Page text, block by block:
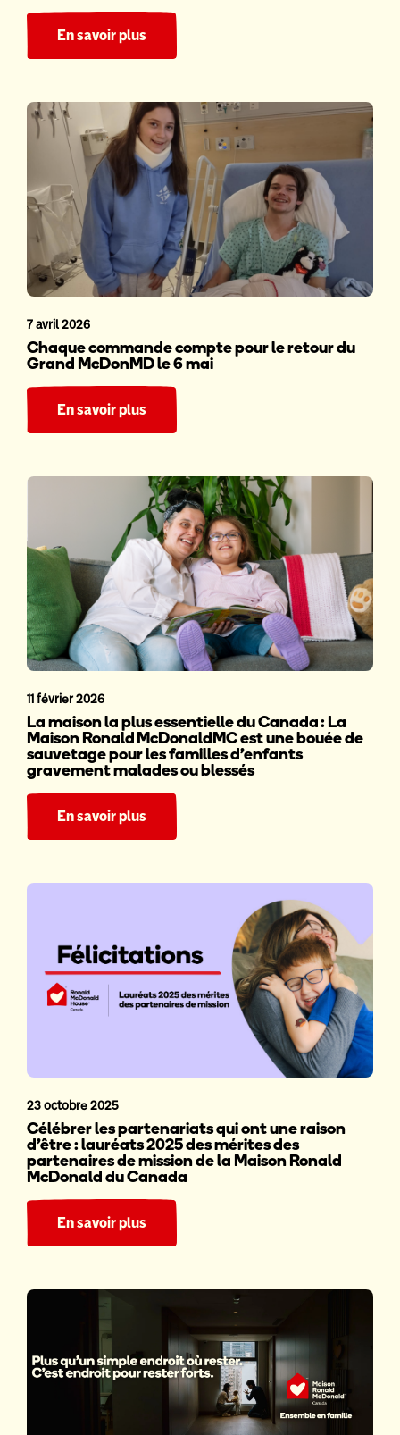
En savoir plus
7 avril 2026
Chaque commande compte pour le retour du
Grand McDonMD le 6 mai
En savoir plus
11 février 2026
La maison la plus essentielle du Canada : La
Maison Ronald McDonaldMC est une bouée de
sauvetage pour les familles d’enfants
gravement malades ou blessés
En savoir plus
23 octobre 2025
Célébrer les partenariats qui ont une raison
d’être : lauréats 2025 des mérites des
partenaires de mission de la Maison Ronald
McDonald du Canada
En savoir plus